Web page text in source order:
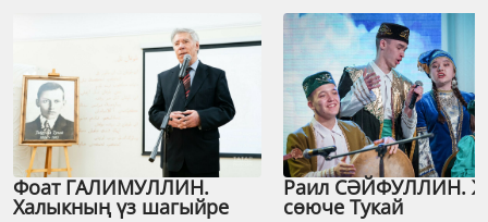
Фоат ГАЛИМУЛЛИН.
Халыкның үз шагыйре
Раил СӘЙФУЛЛИН.
сөюче Тукай